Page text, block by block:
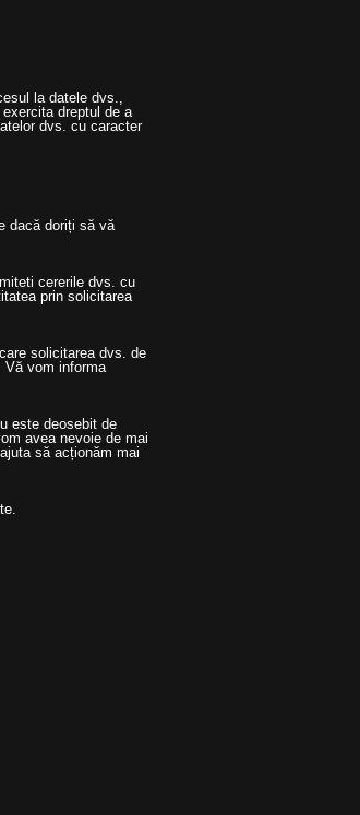
la datele dvs.,
dreptul de a
dvs. cu caracter
dacă doriți să vă
cererile dvs. cu
prin solicitarea
solicitarea dvs. de
vom informa
este deosebit de
avea nevoie de mai
să acționăm mai